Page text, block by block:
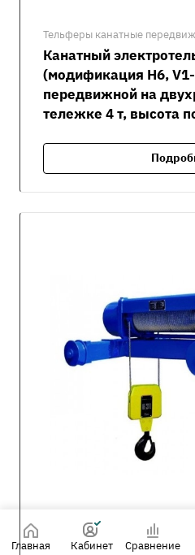
Тельферы канатные
Канатный
(модификация H6,
передвижной на
тележке 4 т, высота
Главная Кабинет Сравнение